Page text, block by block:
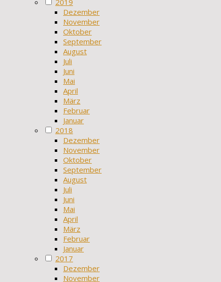
2019
Dezember
November
Oktober
September
August
Juli
Juni
Mai
April
März
Februar
Januar
2018
Dezember
November
Oktober
September
August
Juli
Juni
Mai
April
März
Februar
Januar
2017
Dezember
November